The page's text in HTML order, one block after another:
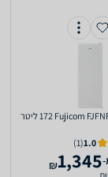
1.0
(1)
1,345
₪